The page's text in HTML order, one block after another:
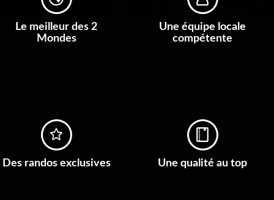
Le meilleur des 2
Mondes
Une équipe locale
compétente
Des randos exclusives Une qualité au top